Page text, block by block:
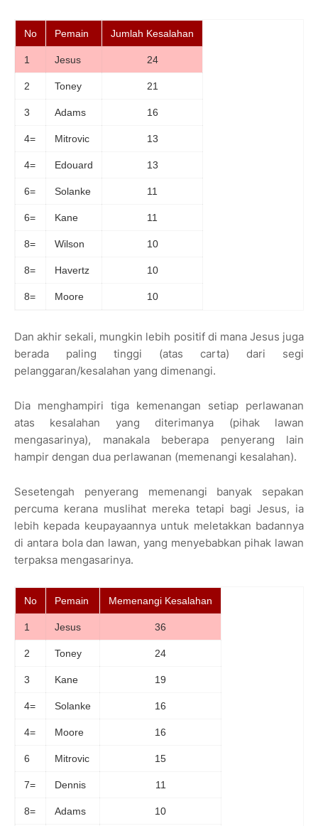
No Pemain Jumlah Kesalahan
1 Jesus 24
2 Toney 21
3 Adams 16
4= Mitrovic 13
4= Edouard 13
6= Solanke 11
6= Kane 11
8= Wilson 10
8= Havertz 10
8= Moore 10
Dan akhir sekali, mungkin lebih positif di mana Jesus juga
berada paling tinggi (atas carta) dari segi
pelanggaran/kesalahan yang dimenangi.
Dia menghampiri tiga kemenangan setiap perlawanan
atas kesalahan yang diterimanya (pihak lawan
mengasarinya), manakala beberapa penyerang lain
hampir dengan dua perlawanan (memenangi kesalahan).
Sesetengah penyerang memenangi banyak sepakan
percuma kerana muslihat mereka tetapi bagi Jesus, ia
lebih kepada keupayaannya untuk meletakkan badannya
di antara bola dan lawan, yang menyebabkan pihak lawan
terpaksa mengasarinya.
No Pemain Memenangi Kesalahan
1 Jesus 36
2 Toney 24
3 Kane 19
4= Solanke 16
4= Moore 16
6 Mitrovic 15
7= Dennis 11
8= Adams 10